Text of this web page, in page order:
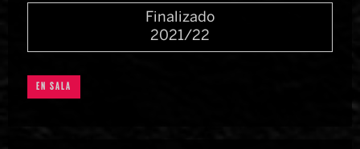
Finalizado
2021/22
EN SALA